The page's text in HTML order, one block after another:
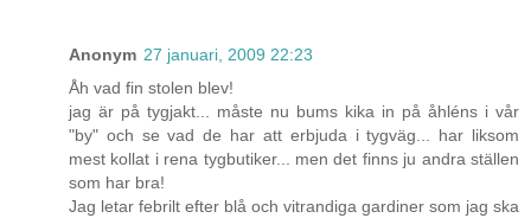
Anonym 27 januari, 2009 22:23
Åh vad fin stolen blev!
jag är på tygjakt... måste nu bums kika in på åhléns i vår
"by" och se vad de har att erbjuda i tygväg... har liksom
mest kollat i rena tygbutiker... men det finns ju andra ställen
som har bra!
Jag letar febrilt efter blå och vitrandiga gardiner som jag ska